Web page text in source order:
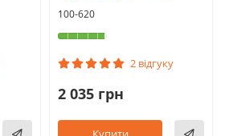
100-620
2 відгуку
2 035 грн